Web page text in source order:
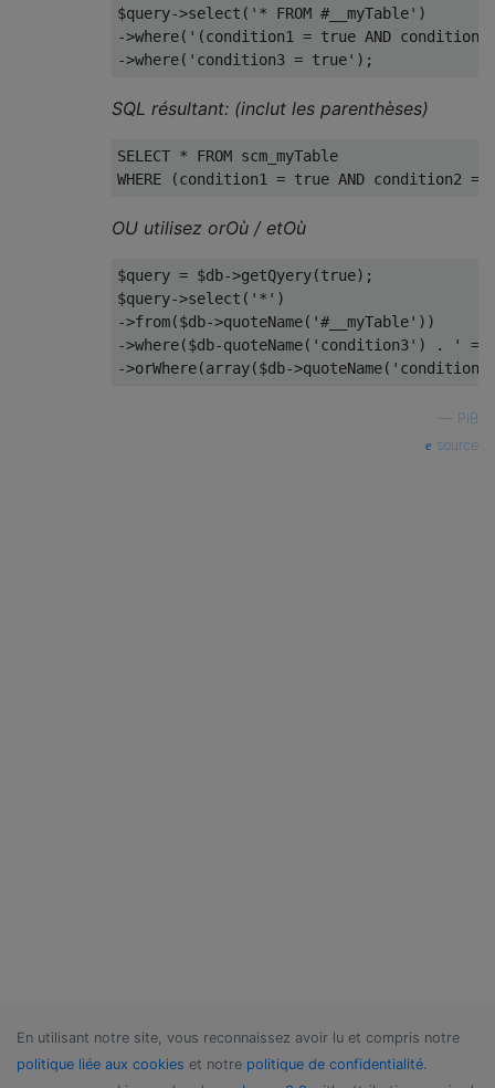
$query->select('* FROM #__myTable')
->where('(condition1 = true AND
SQL résultant: (inclut les parenthèses)
SELECT * FROM scm_myTable
OU utilisez orOù / etOù
$query = $db->getQyery(true);
$query->select('*')
->from($db->quoteName('#__myTable'))
->where($db-quoteName('condition3') . ' =
PIB
source
En utilisant notre site, vous reconnaissez avoir lu et compris notre
politique liée aux cookies et notre politique de confidentialité.